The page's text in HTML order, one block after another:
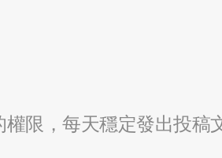
限，每天穩定發出投稿